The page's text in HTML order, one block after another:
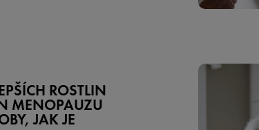
ROSTLIN
MENOPAUZU
JAK JE